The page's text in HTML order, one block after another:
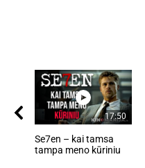
17:50
Se7en – kai tamsa
tampa meno kūriniu